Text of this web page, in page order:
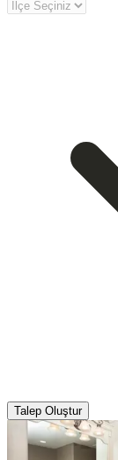
Talep Oluştur